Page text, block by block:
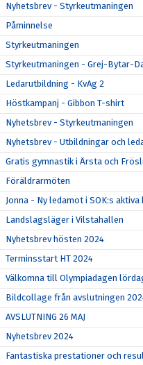
Nyhetsbrev - Styrkeutmaningen
Påminnelse
Styrkeutmaningen
Styrkeutmaningen - Grej-Bytar-
Ledarutbildning - KvAg 2
Höstkampanj - Gibbon T-shirt
Nyhetsbrev - Styrkeutmaningen
Nyhetsbrev - Utbildningar och
Gratis gymnastik i Ärsta och
Föräldrarmöten
Jonna - Ny ledamot i SOK:s aktiva
Landslagsläger i Vilstahallen
Nyhetsbrev hösten 2024
Terminsstart HT 2024
Välkomna till Olympiadagen
Bildcollage från avslutningen
AVSLUTNING 26 MAJ
Nyhetsbrev 2024
Fantastiska prestationer och